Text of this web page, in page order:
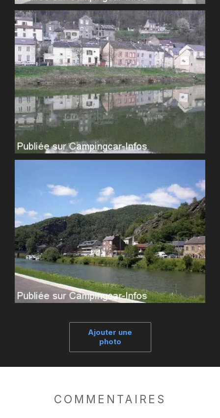
Ajouter une
photo
COMMENTAIRES